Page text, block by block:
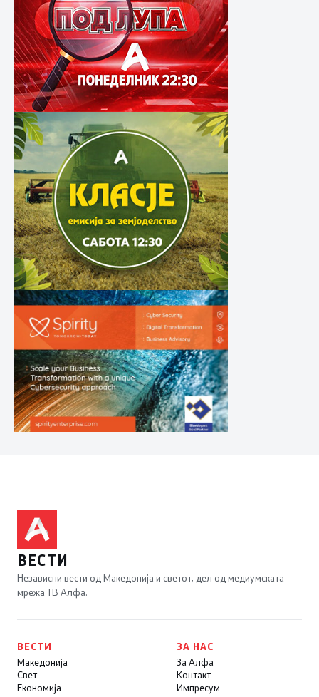
ВЕСТИ
Независни вести од Македонија и светот, дел од медиумската
мрежа ТВ Алфа.
ВЕСТИ
Македонија
Свет
Економија
ЗА НАС
За Алфа
Контакт
Импресум